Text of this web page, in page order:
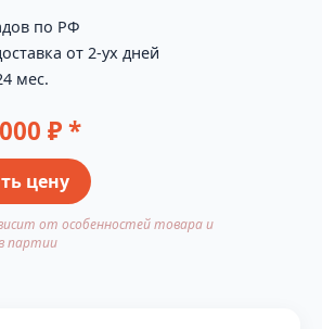
по РФ
от 2-ух дней
мес.
₽ *
цену
от особенностей товара и
партии